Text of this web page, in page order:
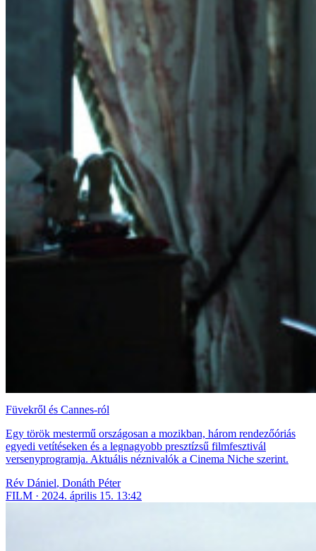
Füvekről és Cannes-ról
Egy török mestermű országosan a mozikban, három rendezőóriás
egyedi vetítéseken és a legnagyobb presztízsű filmfesztivál
versenyprogramja. Aktuális néznivalók a Cinema Niche szerint.
Rév Dániel, Donáth Péter
FILM
2024. április 15. 13:42